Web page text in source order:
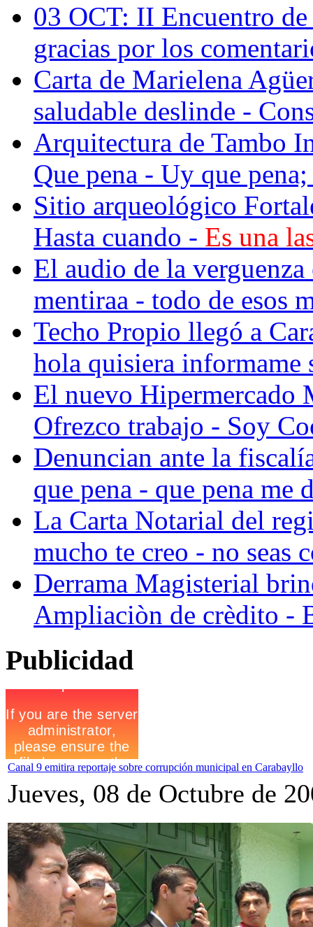
03 OCT: II Encuentro
gracias por los
Carta de Marielena
saludable deslinde -
Arquitectura de Tambo
Que pena - Uy que
Sitio arqueológico
Hasta cuando - Es una
El audio de la
mentiraa - todo de esos
Techo Propio llegó a
hola quisiera informame
El nuevo Hipermercado
Ofrezco trabajo - Soy
Denuncian ante la
que pena - que pena me
La Carta Notarial del
mucho te creo - no seas
Derrama Magisterial
Ampliaciòn de crèdito -
Publicidad
Canal 9 emitira reportaje sobre corrupción municipal en Carabayllo
Jueves, 08 de Octubre de